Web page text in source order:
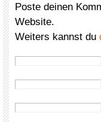
Poste deinen
Website.
Weiters kannst du